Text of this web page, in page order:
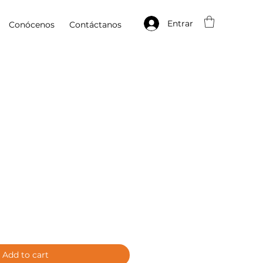
Conócenos Contáctanos Entrar
Add to cart